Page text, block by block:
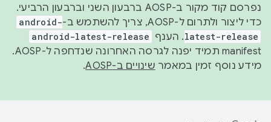
נפרסם קוד מקור ב-AOSP ברבעון השני וברבעון הרביעי.
כדי ליצור ולתרום ל-AOSP, צריך להשתמש ב-
android-
latest-release. הענף android-latest-release
manifest תמיד יפנה לגרסה האחרונה שנדחפה ל-AOSP.
מידע נוסף זמין במאמר שינויים ב-AOSP .